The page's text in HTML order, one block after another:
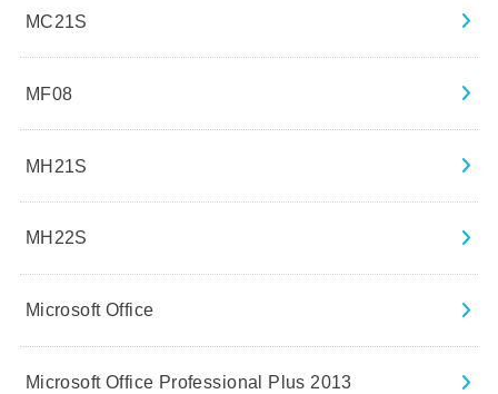
MC21S
MF08
MH21S
MH22S
Microsoft Office
Microsoft Office Professional Plus 2013